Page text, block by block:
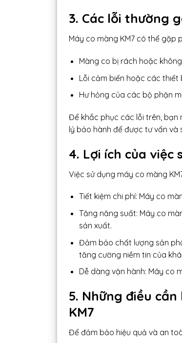
3. Các lỗi thường
Máy co màng KM7 có thể gặp
Màng co bị rách hoặc
Lỗi cảm biến hoặc các thiết
Hư hỏng của các bộ phận
Để khắc phục các lỗi trên, bạn
lý bảo hành để được tư vấn và
4. Lợi ích của việc
Việc sử dụng máy co màng
Tiết kiệm chi phí: Máy co
Tăng năng suất: Máy co
sản xuất.
Đảm bảo chất lượng sản
tăng cường niềm tin của
Dễ dàng vận hành: Máy co
5. Những điều
KM7
Để đảm bảo hiệu quả và an